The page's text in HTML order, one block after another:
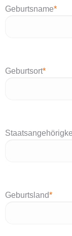
Geburtsname*
Geburtsort*
Geburtsland*